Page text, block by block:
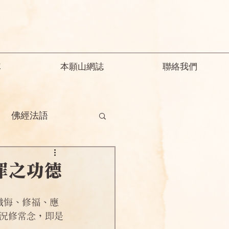
本願山網誌 聯絡我們
佛經法語
釋迦教念彌陀
精解
之功德
修常念，即是